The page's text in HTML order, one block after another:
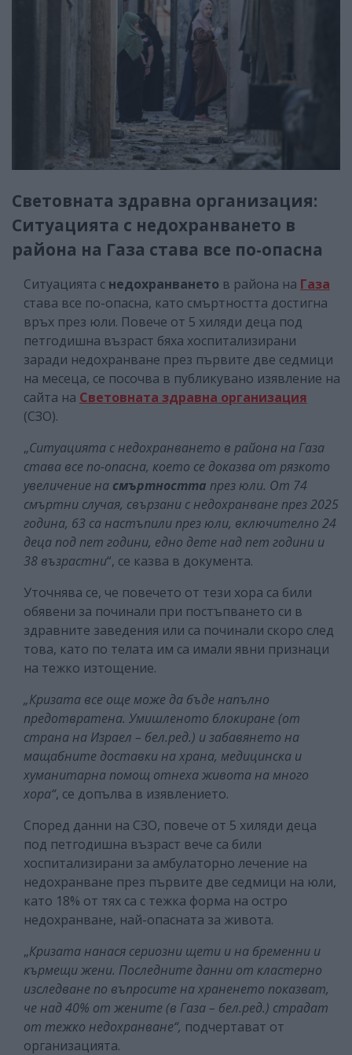
Световната здравна организация:
Ситуацията с недохранването в
района на Газа става все по-опасна
Ситуацията с недохранването в района на Газа
става все по-опасна, като смъртността достигна
връх през юли. Повече от 5 хиляди деца под
петгодишна възраст бяха хоспитализирани
заради недохранване през първите две седмици
на месеца, се посочва в публикувано изявление на
сайта на Световната здравна организация
(СЗО).
„Ситуацията с недохранването в района на Газа
става все по-опасна, което се доказва от рязкото
увеличение на смъртността през юли. От 74
смъртни случая, свързани с недохранване през 2025
година, 63 са настъпили през юли, включително 24
деца под пет години, едно дете над пет години и
38 възрастни“, се казва в документа.
Уточнява се, че повечето от тези хора са били
обявени за починали при постъпването си в
здравните заведения или са починали скоро след
това, като по телата им са имали явни признаци
на тежко изтощение.
„Кризата все още може да бъде напълно
предотвратена. Умишленото блокиране (от
страна на Израел – бел.ред.) и забавянето на
мащабните доставки на храна, медицинска и
хуманитарна помощ отнеха живота на много
хора“, се допълва в изявлението.
Според данни на СЗО, повече от 5 хиляди деца
под петгодишна възраст вече са били
хоспитализирани за амбулаторно лечение на
недохранване през първите две седмици на юли,
като 18% от тях са с тежка форма на остро
недохранване, най-опасната за живота.
„Кризата нанася сериозни щети и на бременни и
кърмещи жени. Последните данни от кластерно
изследване по въпросите на храненето показват,
че над 40% от жените (в Газа – бел.ред.) страдат
от тежко недохранване“, подчертават от
организацията.